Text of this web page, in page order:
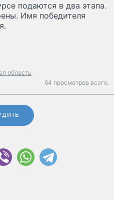
подаются в два этапа.
Имя победителя
область
64 просмотров всего.